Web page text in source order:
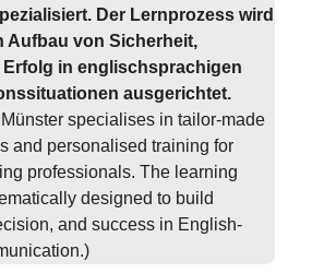
Der Lernprozess wird
Aufbau von Sicherheit,
Erfolg in englischsprachigen
ausgerichtet.
specialises in tailor-made
and personalised training for
professionals. The learning
designed to build
and success in English-